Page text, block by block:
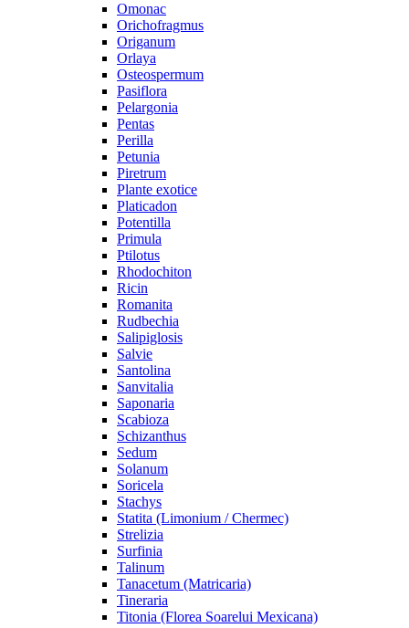
Omonac
Orichofragmus
Origanum
Orlaya
Osteospermum
Pasiflora
Pelargonia
Pentas
Perilla
Petunia
Piretrum
Plante exotice
Platicadon
Potentilla
Primula
Ptilotus
Rhodochiton
Ricin
Romanita
Rudbechia
Salipiglosis
Salvie
Santolina
Sanvitalia
Saponaria
Scabioza
Schizanthus
Sedum
Solanum
Soricela
Stachys
Statita (Limonium / Chermec)
Strelizia
Surfinia
Talinum
Tanacetum (Matricaria)
Tineraria
Titonia (Florea Soarelui Mexicana)